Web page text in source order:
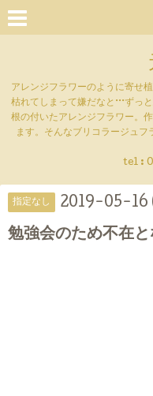
アレンジフラワーのように寄せ
枯れてしまって嫌だなと···ずっ
根の付いたアレンジフラワー。
ます。そんなブリコラージュ
tel :
指定なし 2019-05-
勉強会のため不在